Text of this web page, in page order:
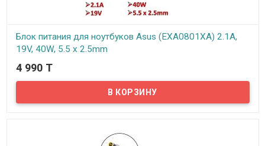
Блок питания для ноутбуков Asus (EXA0801XA) 2.1A,
19V, 40W, 5.5 x 2.5mm
В наличии
Надёжный сетевой блок питания на 220 вольт для вашего
ноутбука Asus. Блок питания рассчитан на напряжение: 19В и
силу тока 2.1А
4 990 T